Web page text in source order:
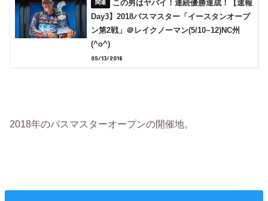
この男はヤバイ！連続優勝達成！【速報
Day3】2018バスマスター「イースタンオープ
ン第2戦」＠レイクノーマン(5/10~12)NC州
(^o^)
05/13/2018
2018年のバスマスターオープンの開催地。